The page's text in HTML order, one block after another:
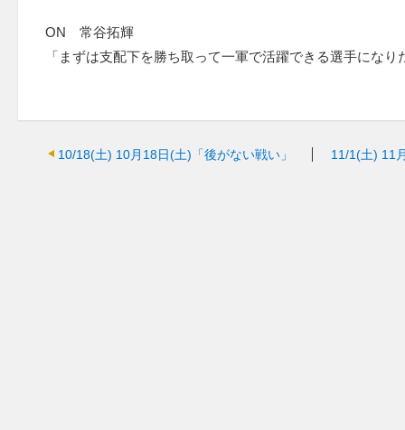
ON 常谷拓輝
「まずは支配下を勝ち取って一軍で活躍できる選手になり
10/18(土) 10月18日(土)「後がない戦い」 11/1(土) 11